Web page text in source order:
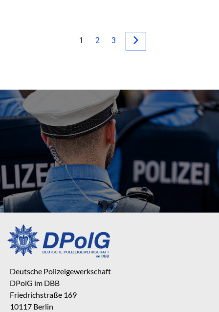
1 2 3
Deutsche Polizeigewerkschaft
DPolG im DBB
Friedrichstraße 169
10117 Berlin